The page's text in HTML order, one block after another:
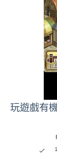
玩遊戲有